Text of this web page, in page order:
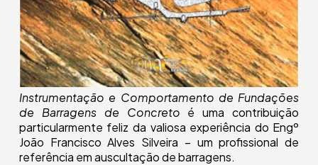
Instrumentação e Comportamento de Fundações
de Barragens de Concreto é uma contribuição
particularmente feliz da valiosa experiência do Engº
João Francisco Alves Silveira – um profissional de
referência em auscultação de barragens.